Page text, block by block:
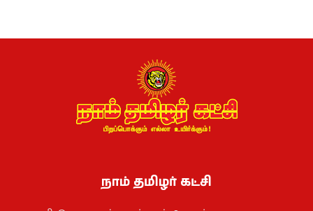
நாம் தமிழர் கட்சி